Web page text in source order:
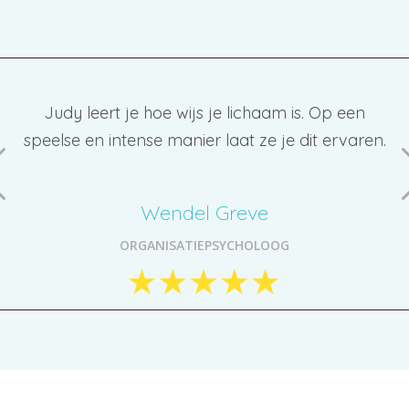
Magische co-creatie met alle aanwezigen. Een
fantastisch cadeau aan mezelf!
Jacqueline Mols
FIXER VOOR UITDAGENDE MARKETING, COMMUNICATIE
SALESVRAAGSTUKKEN